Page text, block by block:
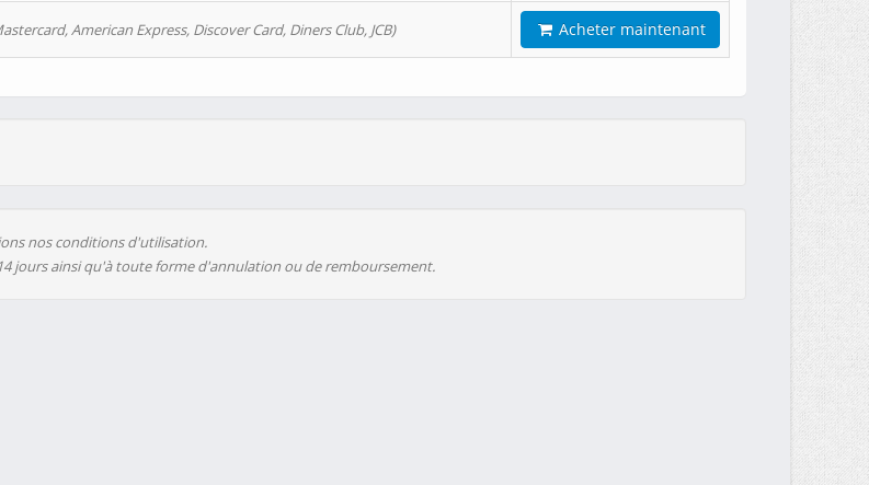
American Express, Discover Card, Diners Club, JCB) Acheter maintenant
nos conditions d'utilisation.
jours ainsi qu'à toute forme d'annulation ou de remboursement.